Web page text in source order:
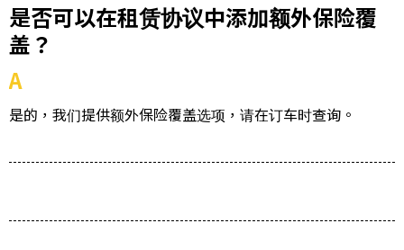
是否可以在租赁协议中添加额外保险覆
盖？
A
是的，我们提供额外保险覆盖选项，请在订车时查询。